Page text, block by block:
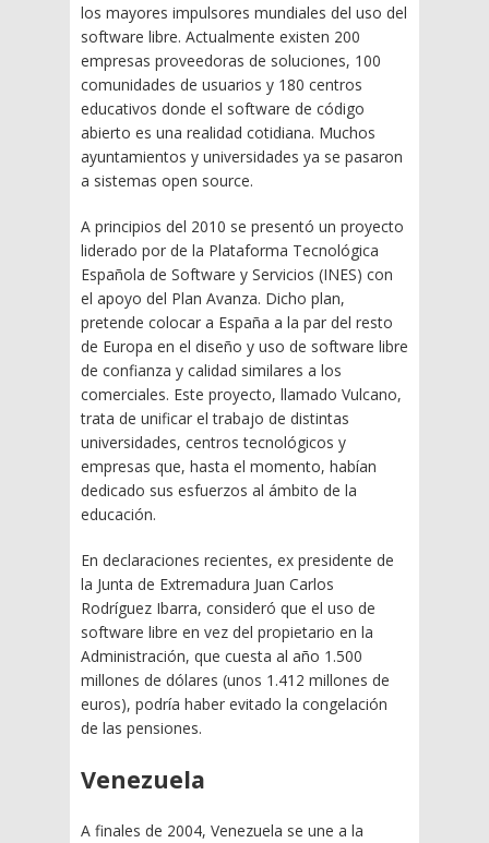
los mayores impulsores mundiales del uso del
software libre. Actualmente existen 200
empresas proveedoras de soluciones, 100
comunidades de usuarios y 180 centros
educativos donde el software de código
abierto es una realidad cotidiana. Muchos
ayuntamientos y universidades ya se pasaron
a sistemas open source.
A principios del 2010 se presentó un proyecto
liderado por de la Plataforma Tecnológica
Española de Software y Servicios (INES) con
el apoyo del Plan Avanza. Dicho plan,
pretende colocar a España a la par del resto
de Europa en el diseño y uso de software libre
de confianza y calidad similares a los
comerciales. Este proyecto, llamado Vulcano,
trata de unificar el trabajo de distintas
universidades, centros tecnológicos y
empresas que, hasta el momento, habían
dedicado sus esfuerzos al ámbito de la
educación.
En declaraciones recientes, ex presidente de
la Junta de Extremadura Juan Carlos
Rodríguez Ibarra, consideró que el uso de
software libre en vez del propietario en la
Administración, que cuesta al año 1.500
millones de dólares (unos 1.412 millones de
euros), podría haber evitado la congelación
de las pensiones.
Venezuela
A finales de 2004, Venezuela se une a la